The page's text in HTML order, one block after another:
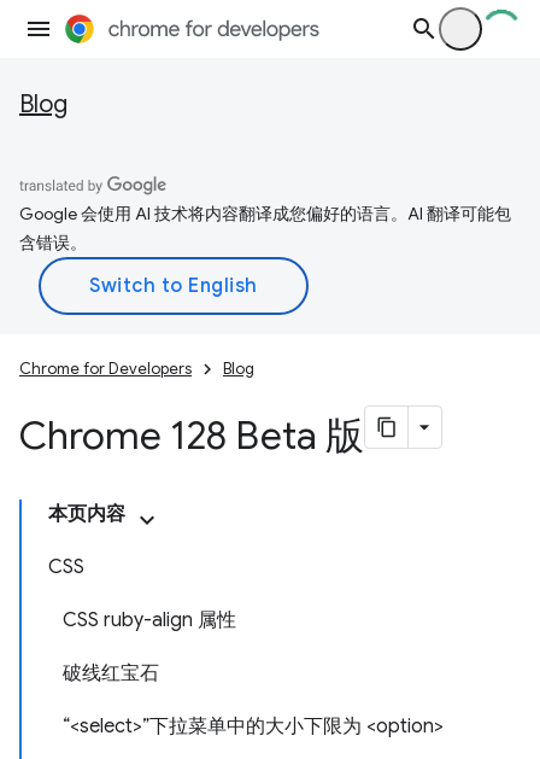
Blog
Google 会使用 AI 技术将内容翻译成您偏好的语言。AI 翻译可能包
含错误。
Chrome for Developers Blog
Chrome 128 Beta 版
本页内容
CSS
CSS ruby-align 属性
破线红宝石
“<select>”下拉菜单中的大小下限为 <option>